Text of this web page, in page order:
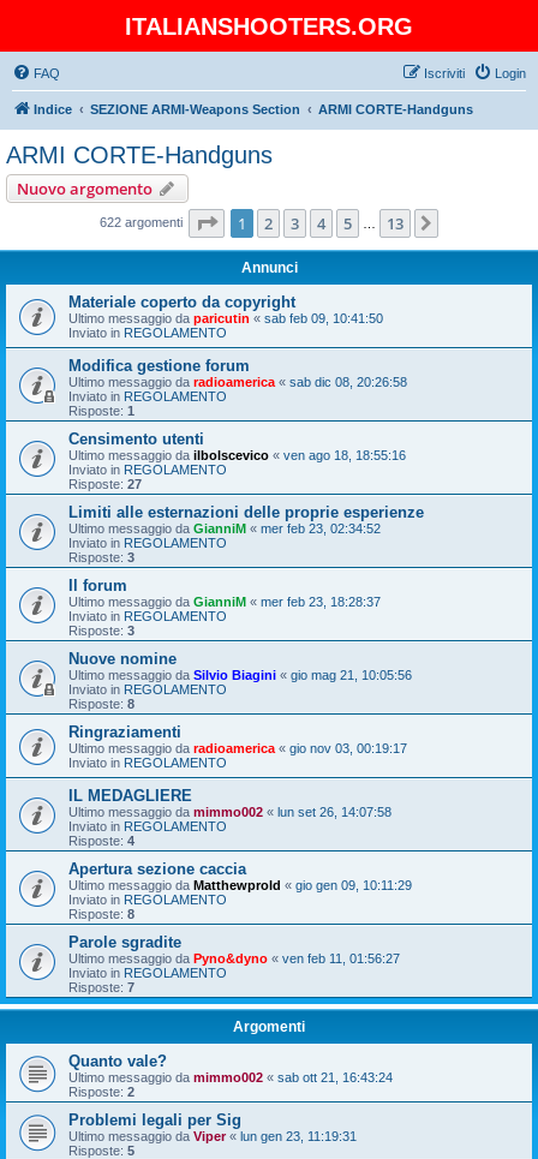
ITALIANSHOOTERS.ORG
FAQ Login
Iscriviti
Indice SEZIONE ARMI-Weapons Section ARMI CORTE-Handguns
ARMI CORTE-Handguns
Nuovo argomento
622 argomenti Pagina di 13
1 2 3 4 5 13
Annunci
Materiale coperto da copyright
Ultimo messaggio da paricutin « sab feb 09, 10:41:50
Inviato in REGOLAMENTO
Modifica gestione forum
Ultimo messaggio da radioamerica « sab dic 08, 20:26:58
Inviato in REGOLAMENTO
Risposte: 1
Censimento utenti
Ultimo messaggio da ilbolscevico « ven ago 18, 18:55:16
Inviato in REGOLAMENTO
Risposte: 27
Limiti alle esternazioni delle proprie esperienze
Ultimo messaggio da GianniM « mer feb 23, 02:34:52
Inviato in REGOLAMENTO
Risposte: 3
Il forum
Ultimo messaggio da GianniM « mer feb 23, 18:28:37
Inviato in REGOLAMENTO
Risposte: 3
Nuove nomine
Ultimo messaggio da Silvio Biagini « gio mag 21, 10:05:56
Inviato in REGOLAMENTO
Risposte: 8
Ringraziamenti
Ultimo messaggio da radioamerica « gio nov 03, 00:19:17
Inviato in REGOLAMENTO
IL MEDAGLIERE
Ultimo messaggio da mimmo002 « lun set 26, 14:07:58
Inviato in REGOLAMENTO
Risposte: 4
Apertura sezione caccia
Ultimo messaggio da Matthewprold « gio gen 09, 10:11:29
Inviato in REGOLAMENTO
Risposte: 8
Parole sgradite
Ultimo messaggio da Pyno&dyno « ven feb 11, 01:56:27
Inviato in REGOLAMENTO
Risposte: 7
Argomenti
Quanto vale?
Ultimo messaggio da mimmo002 « sab ott 21, 16:43:24
Risposte: 2
Problemi legali per Sig
Ultimo messaggio da Viper« lun gen 23, 11:19:31
Risposte: 5